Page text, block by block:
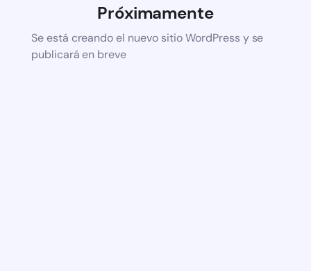
Próximamente
Se está creando el nuevo sitio WordPress y se
publicará en breve